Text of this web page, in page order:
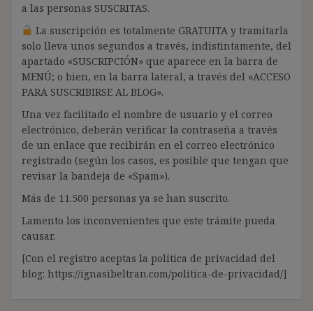
a las personas SUSCRITAS.
La suscripción es totalmente GRATUITA y tramitarla
solo lleva unos segundos a través, indistintamente, del
apartado «SUSCRIPCIÓN» que aparece en la barra de
MENÚ; o bien, en la barra lateral, a través del «ACCESO
PARA SUSCRIBIRSE AL BLOG».
Una vez facilitado el nombre de usuario y el correo
electrónico, deberán verificar la contraseña a través
de un enlace que recibirán en el correo electrónico
registrado (según los casos, es posible que tengan que
revisar la bandeja de «Spam»).
Más de 11.500 personas ya se han suscrito.
Lamento los inconvenientes que este trámite pueda
causar.
[Con el registro aceptas la política de privacidad del
blog: https://ignasibeltran.com/politica-de-privacidad/]